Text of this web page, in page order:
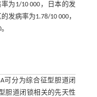
为1/10 000，日本的发
发病率为1.78/10 000，
可分为综合征型胆道闭
胆道闭锁相关的先天性